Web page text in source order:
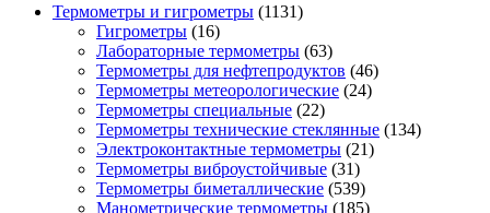
Термометры и гигрометры 11311131
Гигрометры 1616
товаров
Лабораторные термометры 6363
товара
Термометры для нефтепродуктов 4646
Термометры метеорологические 2424
Термометры специальные 2222
товара
Термометры технические стеклянные 134134
Электроконтактные термометры 2121
Термометры виброустойчивые 3131
товар
Термометры биметаллические 539539
товаров
Манометрические термометры 185185